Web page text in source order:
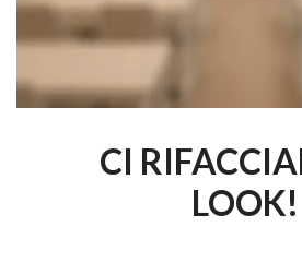
CI
LOOK!